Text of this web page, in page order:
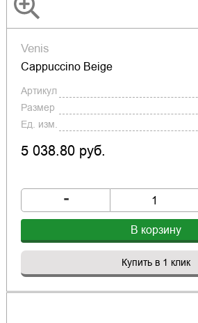
Venis
Cappuccino Beige
Артикул
Размер
Ед. изм.
5 038.80 руб.
-
В корзину
Купить в 1 клик